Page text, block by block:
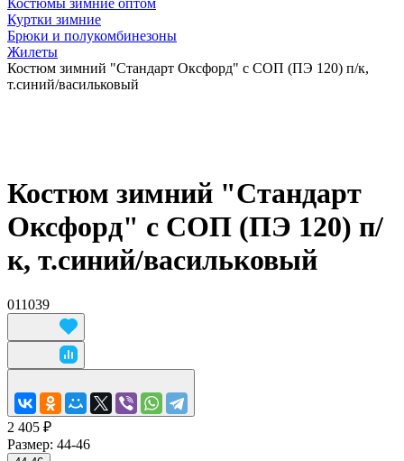
Костюмы зимние оптом
Куртки зимние
Брюки и полукомбинезоны
Жилеты
Костюм зимний "Стандарт Оксфорд" с СОП (ПЭ 120) п/к,
т.синий/васильковый
Костюм зимний "Стандарт
Оксфорд" с СОП (ПЭ 120) п/
к, т.синий/васильковый
011039
2 405 ₽
Размер: 44-46